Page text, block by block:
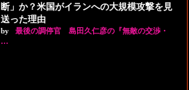
断」か？米国がイランへの大規模攻撃を見
送った理由
by
最後の調停官 島田久仁彦の『無敵の交渉・
…